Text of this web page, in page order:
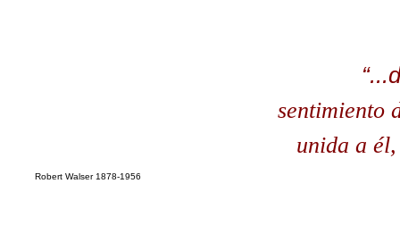
Robert Walser 1878-1956
“...d
sentimiento
unida a